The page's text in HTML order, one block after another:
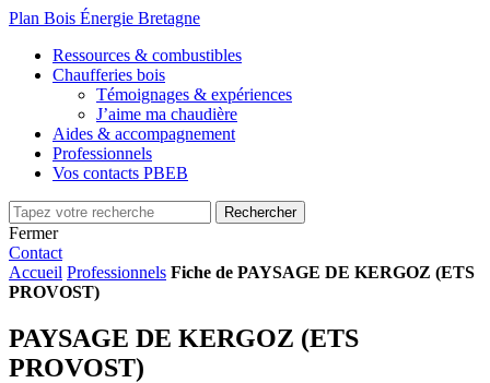
Plan Bois Énergie Bretagne
Ressources & combustibles
Chaufferies bois
Témoignages & expériences
J’aime ma chaudière
Aides & accompagnement
Professionnels
Vos contacts PBEB
Fermer
Contact
Accueil Professionnels Fiche de PAYSAGE DE KERGOZ (ETS
PROVOST)
PAYSAGE DE KERGOZ (ETS
PROVOST)